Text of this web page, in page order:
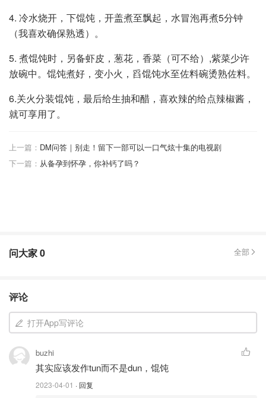
4. 冷水烧开，下馄饨，开盖煮至飘起，水冒泡再煮5分钟
（我喜欢确保熟透）。
5. 煮馄饨时，另备虾皮，葱花，香菜（可不给）,紫菜少许
放碗中。馄饨煮好，变小火，舀馄饨水至佐料碗烫熟佐料。
6.关火分装馄饨，最后给生抽和醋，喜欢辣的给点辣椒酱，
就可享用了。
上一篇： DM问答｜别走！留下一部可以一口气炫十集的电视剧
下一篇： 从备孕到怀孕，你补钙了吗？
问大家0 全部
评论
打开App写评论
buzhi
其实应该发作tun而不是dun，馄饨
2023-04-01 · 回复